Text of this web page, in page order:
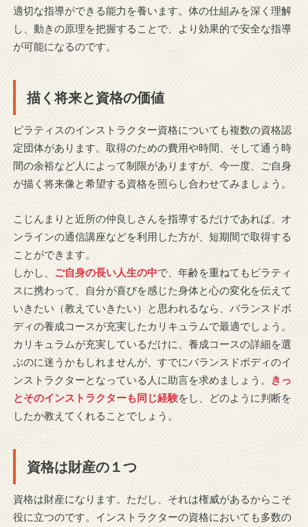
適切な指導ができる能力を養います。体の仕組みを深く理解
し、動きの原理を把握することで、より効果的で安全な指導
が可能になるのです。
描く将来と資格の価値
ピラティスのインストラクター資格についても複数の資格認
定団体があります。取得のための費用や時間、そして通う時
間の余裕など人によって制限がありますが、今一度、ご自身
が描く将来像と希望する資格を照らし合わせてみましょう。
こじんまりと近所の仲良しさんを指導するだけであれば、オ
ンラインの通信講座などを利用した方が、短期間で取得する
ことができます。
しかし、 ご自身の長い人生の中で、年齢を重ねてもピラティ
スに携わって、自分が喜びを感じた身体と心の変化を伝えて
いきたい（教えていきたい）と思われるなら、バランスドボ
ディの養成コースが充実したカリキュラムで最適でしょう。
カリキュラムが充実しているだけに、養成コースの詳細を選
ぶのに迷うかもしれませんが、すでにバランスドボディのイ
ンストラクターとなっている人に助言を求めましょう。
きっ
とそのインストラクターも同じ経験をし、どのように判断を
したか教えてくれることでしょう。
資格は財産の１つ
資格は財産になります。ただし、それは権威があるからこそ
役に立つのです。インストラクターの資格においても多数の